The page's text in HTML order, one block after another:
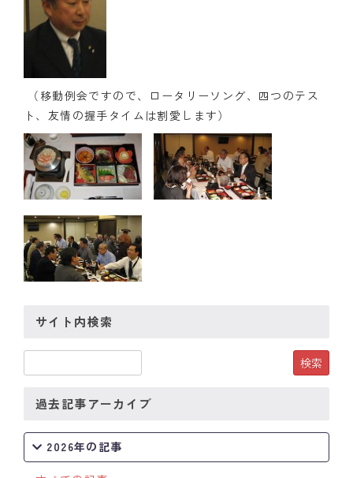
クラブのあゆみ
クラブの歴史
歴代会長・幹事
記念誌
案内
例会場・事務局の案内
リンク集
情報公開
（移動例会ですので、ロータリーソング、四つのテス
ト、友情の握手タイムは割愛します）
サイト内検索
過去記事アーカイブ
2026年の記事